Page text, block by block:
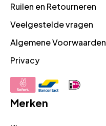
Ruilen en Retourneren
Veelgestelde vragen
Algemene Voorwaarden
Privacy
Merken